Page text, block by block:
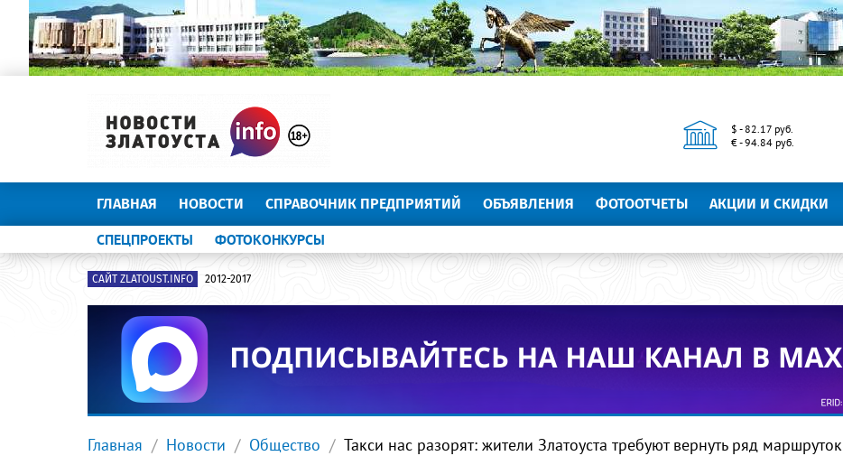
$ - 82.17 руб.
€ - 94.84 руб.
ГЛАВНАЯ НОВОСТИ СПРАВОЧНИК ПРЕДПРИЯТИЙ ОБЪЯВЛЕНИЯ ФОТООТЧЕТЫ АКЦИИ И СКИДКИ
СПЕЦПРОЕКТЫ ФОТОКОНКУРСЫ
САЙТ ZLATOUST.INFO 2012-2017
Главная Новости Общество Такси нас разорят: жители Златоуста требуют вернуть ряд маршруток